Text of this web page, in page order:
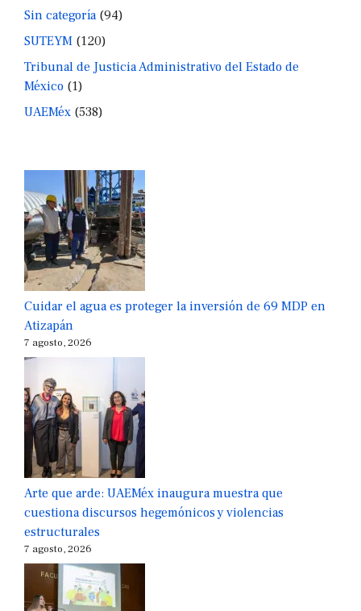
Sin categoría(94)
SUTEYM (120)
Tribunal de Justicia Administrativo del Estado de
México (1)
UAEMéx (538)
Cuidar el agua es proteger la inversión de 69 MDP en
Atizapán
7 agosto, 2026
Arte que arde: UAEMéx inaugura muestra que
cuestiona discursos hegemónicos y violencias
estructurales
7 agosto, 2026